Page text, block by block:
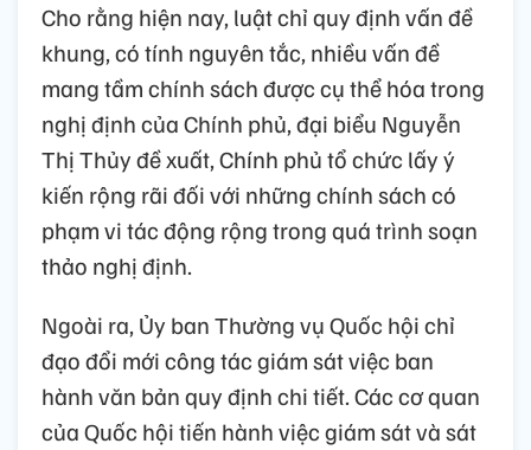
Cho rằng hiện nay, luật chỉ quy định vấn đề
khung, có tính nguyên tắc, nhiều vấn đề
mang tầm chính sách được cụ thể hóa trong
nghị định của Chính phủ, đại biểu Nguyễn
Thị Thủy đề xuất, Chính phủ tổ chức lấy ý
kiến rộng rãi đối với những chính sách có
phạm vi tác động rộng trong quá trình soạn
thảo nghị định.
Ngoài ra, Ủy ban Thường vụ Quốc hội chỉ
đạo đổi mới công tác giám sát việc ban
hành văn bản quy định chi tiết. Các cơ quan
của Quốc hội tiến hành việc giám sát và sát